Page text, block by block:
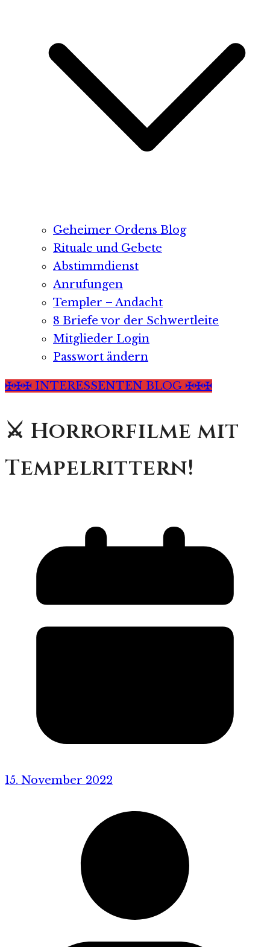
Geheimer Ordens Blog
Rituale und Gebete
Abstimmdienst
Anrufungen
Templer – Andacht
8 Briefe vor der Schwertleite
Mitglieder Login
Passwort ändern
✠✠✠ INTERESSENTEN BLOG ✠✠✠
⚔️ Horrorfilme mit
Tempelrittern!
15. November 2022